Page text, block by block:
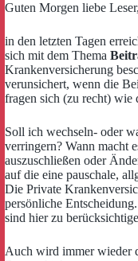
Guten Morgen liebe Leser,
in den letzten Tagen
sich mit dem Thema
Krankenversicherung
verunsichert, wenn die
fragen sich (zu recht) wie
Soll ich wechseln- oder
verringern? Wann macht
auszuschließen oder
auf die eine pauschale,
Die Private
persönliche
sind hier zu
Auch wird immer wieder